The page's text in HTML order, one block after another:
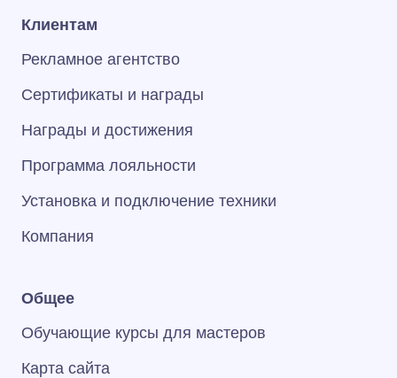
Клиентам
Рекламное агентство
Сертификаты и награды
Награды и достижения
Программа лояльности
Установка и подключение техники
Компания
Общее
Обучающие курсы для мастеров
Карта сайта